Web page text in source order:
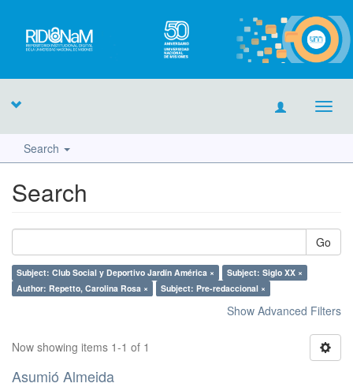
Search
Search
Go
Subject: Club Social y Deportivo Jardín América ×
Subject: Siglo XX ×
Author: Repetto, Carolina Rosa ×
Subject: Pre-redaccional ×
Show Advanced Filters
Now showing items 1-1 of 1
Asumió Almeida